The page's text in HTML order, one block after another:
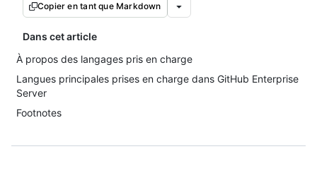
Copier en tant que Markdown
Dans cet article
À propos des langages pris en charge
Langues principales prises en charge dans GitHub Enterprise
Server
Footnotes